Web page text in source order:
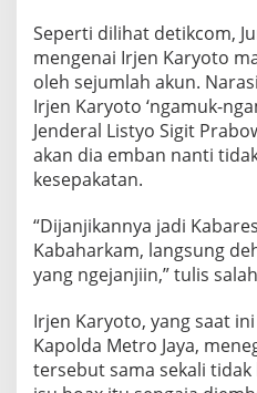
u
M
a
r
a
h
s
o
R
t
a
i
:
a
Seperti dilihat detikcom,
mengenai Irjen Karyoto
oleh sejumlah akun.
Irjen Karyoto ‘ngamuk-
Jenderal Listyo Sigit
akan dia emban nanti
kesepakatan.
“Dijanjikannya jadi
Kabaharkam, langsung
yang ngejanjiin,” tulis
Irjen Karyoto, yang saat
Kapolda Metro Jaya,
tersebut sama sekali